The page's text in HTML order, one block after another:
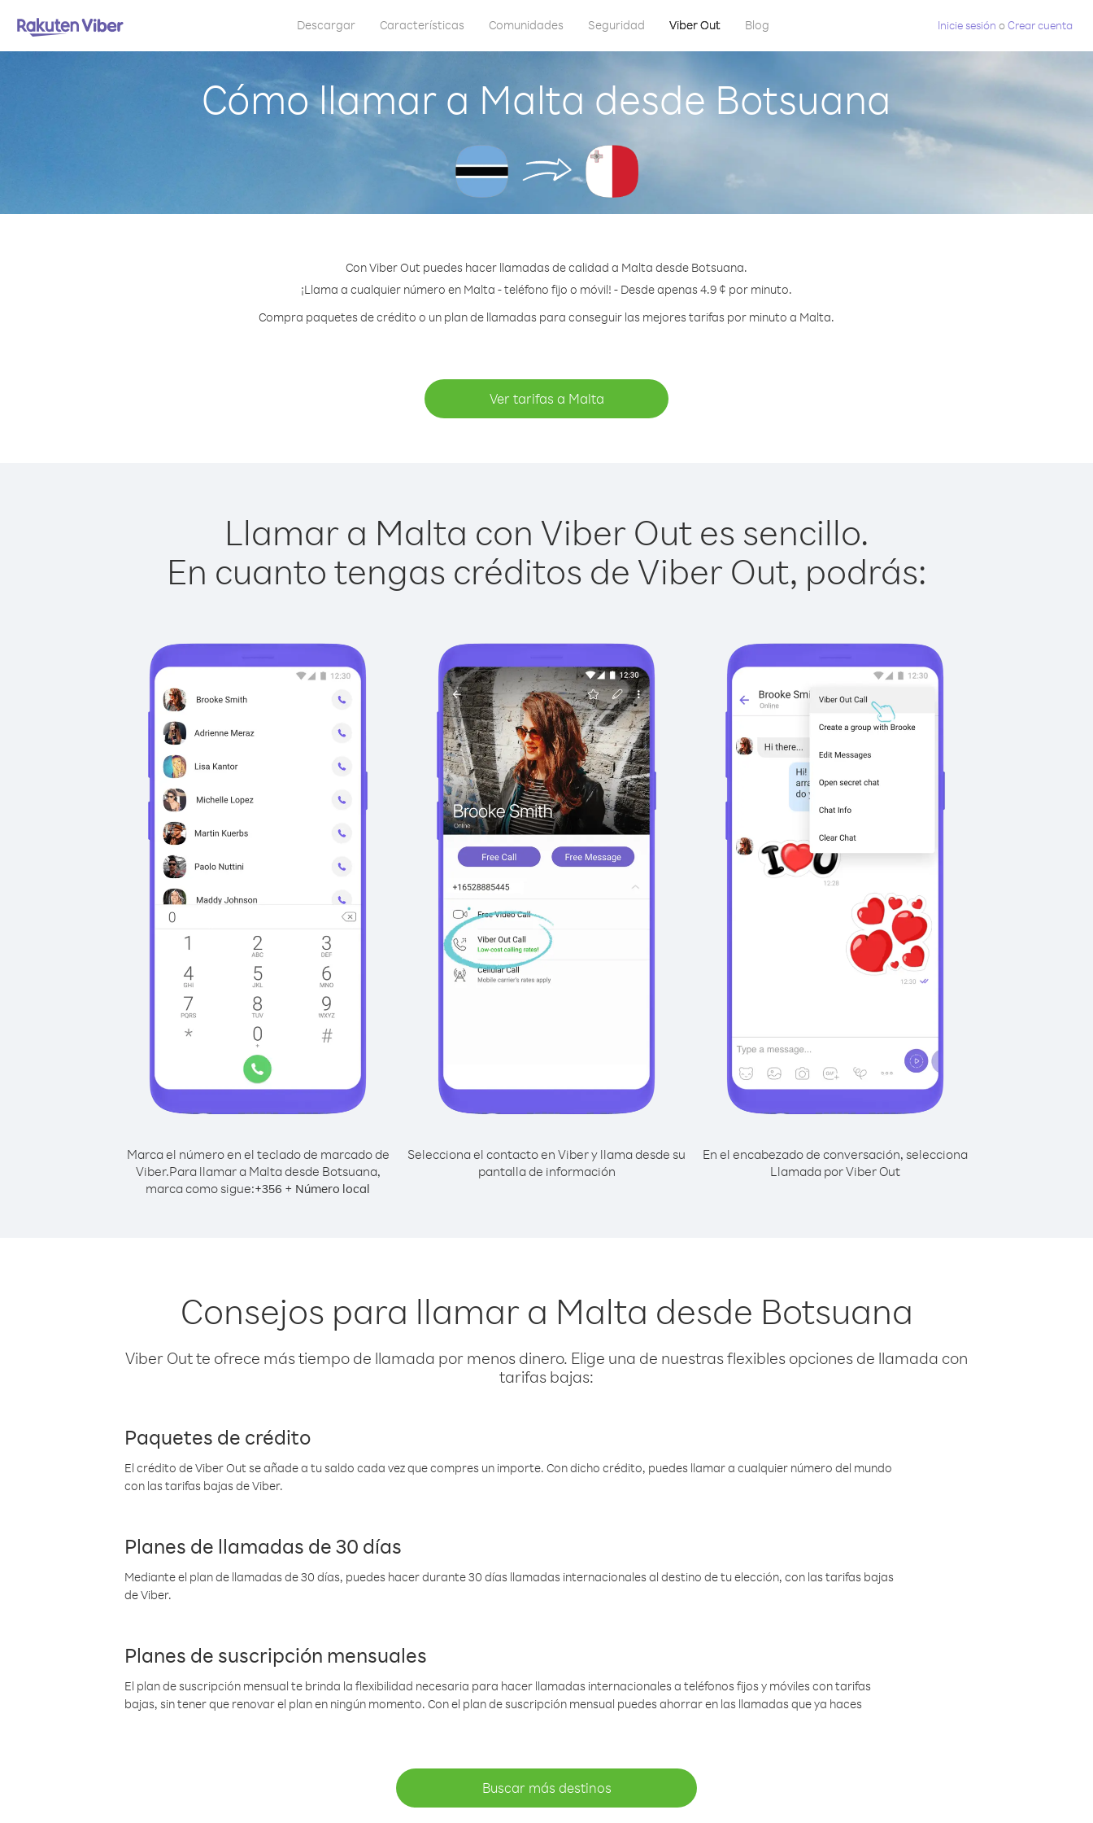
Descargar Características Comunidades Seguridad Viber Out Blog Inicie sesión oCrear cuenta
Cómo llamar a Malta desde Botsuana
Con Viber Out puedes hacer llamadas de calidad a Malta desde Botsuana.
¡Llama a cualquier número en Malta - teléfono fijo o móvil! - Desde apenas 4.9 ¢ por minuto.
Compra paquetes de crédito o un plan de llamadas para conseguir las mejores tarifas por minuto a Malta.
Ver tarifas a Malta
Llamar a Malta con Viber Out es sencillo.
En cuanto tengas créditos de Viber Out, podrás:
Marca el número en el teclado de marcado de
Viber.Para llamar a Malta desde Botsuana,
marca como sigue:+356 + Número local
Selecciona el contacto en Viber y llama desde su
pantalla de información
En el encabezado de conversación, selecciona
Llamada por Viber Out
Consejos para llamar a Malta desde Botsuana
Viber Out te ofrece más tiempo de llamada por menos dinero. Elige una de nuestras flexibles opciones de llamada con
tarifas bajas:
Paquetes de crédito
El crédito de Viber Out se añade a tu saldo cada vez que compres un importe. Con dicho crédito, puedes llamar a cualquier número del mundo
con las tarifas bajas de Viber.
Planes de llamadas de 30 días
Mediante el plan de llamadas de 30 días, puedes hacer durante 30 días llamadas internacionales al destino de tu elección, con las tarifas bajas
de Viber.
Planes de suscripción mensuales
El plan de suscripción mensual te brinda la flexibilidad necesaria para hacer llamadas internacionales a teléfonos fijos y móviles con tarifas
bajas, sin tener que renovar el plan en ningún momento. Con el plan de suscripción mensual puedes ahorrar en las llamadas que ya haces
Buscar más destinos